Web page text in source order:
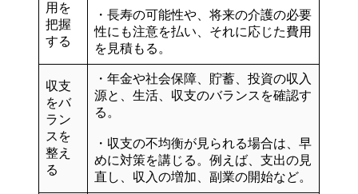
用を
把握
する
・ 長寿の可能性や、将来の介護の必要
性にも注意を払い、それに応じた費用
を見積もる。
収支
をバ
ラン
スを
整え
る
・年金や社会保障、貯蓄、投資の収入
源と、生活、収支のバランスを確認す
る。
・収支の不均衡が見られる場合は、早
めに対策を講じる。例えば、支出の見
直し、収入の増加、副業の開始など。